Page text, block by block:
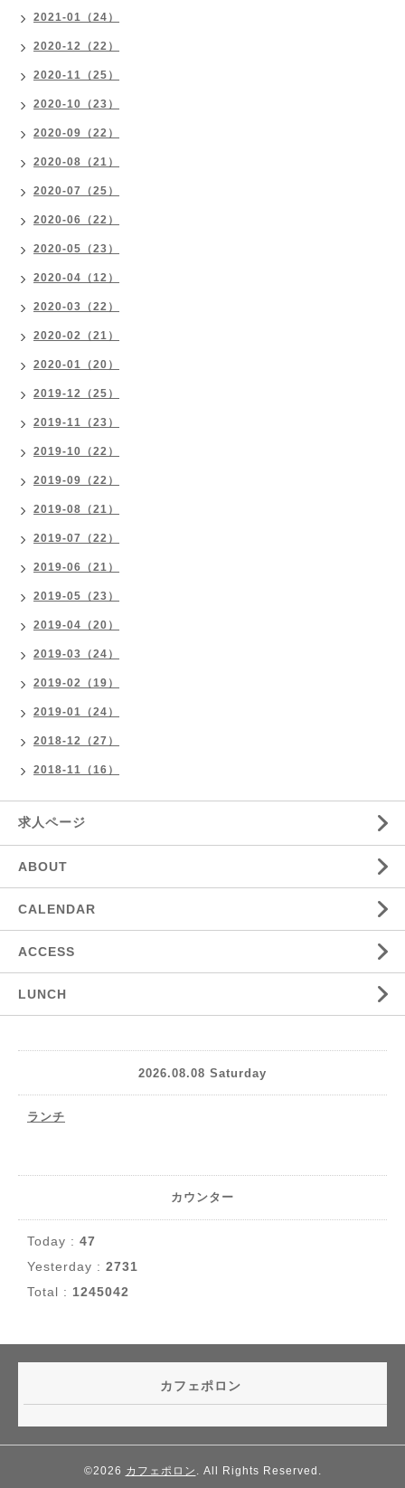
2021-01（24）
2020-12（22）
2020-11（25）
2020-10（23）
2020-09（22）
2020-08（21）
2020-07（25）
2020-06（22）
2020-05（23）
2020-04（12）
2020-03（22）
2020-02（21）
2020-01（20）
2019-12（25）
2019-11（23）
2019-10（22）
2019-09（22）
2019-08（21）
2019-07（22）
2019-06（21）
2019-05（23）
2019-04（20）
2019-03（24）
2019-02（19）
2019-01（24）
2018-12（27）
2018-11（16）
求人ページ
ABOUT
CALENDAR
ACCESS
LUNCH
2026.08.08 Saturday
ランチ
カウンター
Today : 47
Yesterday : 2731
Total : 1245042
カフェポロン
©2026 カフェポロン . All Rights Reserved.